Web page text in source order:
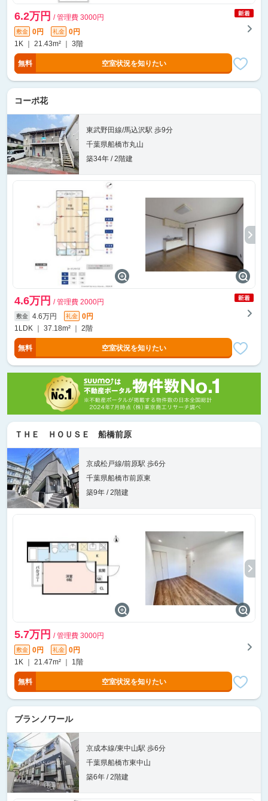
6.2万円 / 管理費 3000円
敷金 0円 礼金
0円
1K ｜ 21.43m² ｜ 3階
無料 空室状況を知りたい
コーポ花
東武野田線/馬込沢駅 歩9分
千葉県船橋市丸山
築34年 / 2階建
4.6万円 / 管理費 2000円
敷金 4.6万円 礼金
0円
1LDK ｜ 37.18m² ｜ 2階
無料 空室状況を知りたい
ＴＨＥ ＨＯＵＳＥ 船橋前原
京成松戸線/前原駅 歩6分
千葉県船橋市前原東
築9年 / 2階建
5.7万円 / 管理費 3000円
敷金 0円 礼金
0円
1K ｜ 21.47m² ｜ 1階
無料 空室状況を知りたい
ブランノワール
京成本線/東中山駅 歩6分
千葉県船橋市東中山
築6年 / 2階建